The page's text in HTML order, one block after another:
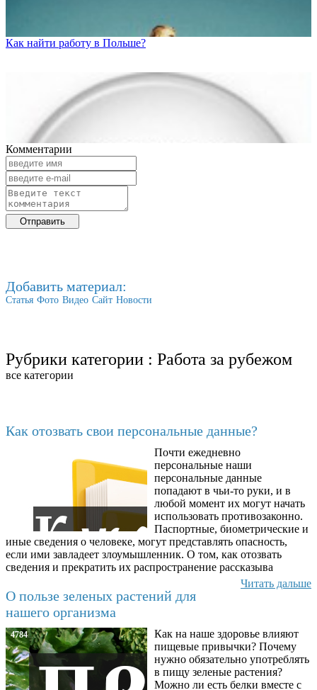
Как найти работу в Польше?
Комментарии
Добавить материал:
Статья Фото Видео Сайт Новости
Рубрики категории : Работа за рубежом
все категории
Как отозвать свои персональные данные?
Почти ежедневно
персональные наши
персональные данные
попадают в чьи-то руки, и в
любой момент их могут начать
использовать противозаконно.
Паспортные, биометрические и
иные сведения о человеке, могут представлять опасность,
если ими завладеет злоумышленник. О том, как отозвать
сведения и прекратить их распространение рассказыва
Читать дальше
О пользе зеленых растений для
нашего организма
4784
Как на наше здоровье влияют
пищевые привычки? Почему
нужно обязательно употреблять
в пищу зеленые растения?
Можно ли есть белки вместе с